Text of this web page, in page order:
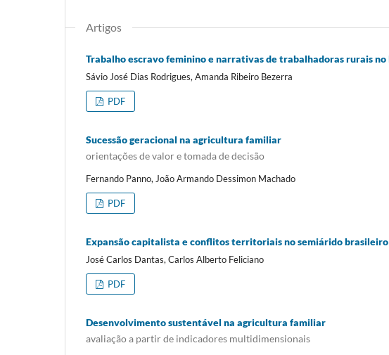
Artigos
Trabalho escravo feminino e narrativas de trabalhadoras rurais no
Sávio José Dias Rodrigues, Amanda Ribeiro Bezerra
PDF
Sucessão geracional na agricultura familiar
orientações de valor e tomada de decisão
Fernando Panno, João Armando Dessimon Machado
PDF
Expansão capitalista e conflitos territoriais no semiárido brasileiro
José Carlos Dantas, Carlos Alberto Feliciano
PDF
Desenvolvimento sustentável na agricultura familiar
avaliação a partir de indicadores multidimensionais